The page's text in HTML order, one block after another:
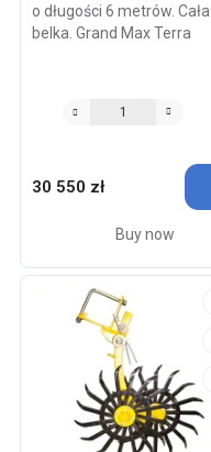
o długości 6 metrów. Cała
belka. Grand Max Terra
30 550 zł
Buy now